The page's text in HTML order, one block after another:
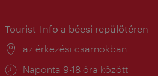
Tourist-Info a bécsi repülőtéren
Helyszín:
az érkezési csarnokban
Nyitva
Naponta 9-18 óra között